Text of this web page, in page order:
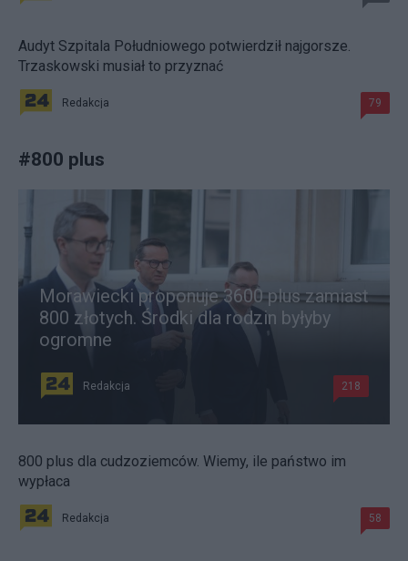
Audyt Szpitala Południowego potwierdził najgorsze.
Trzaskowski musiał to przyznać
Redakcja 79
#800 plus
Morawiecki proponuje 3600 plus zamiast
800 złotych. Środki dla rodzin byłyby
ogromne
Redakcja 218
800 plus dla cudzoziemców. Wiemy, ile państwo im
wypłaca
Redakcja 58